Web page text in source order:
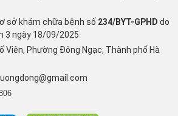
sở khám chữa bệnh số 234/BYT-GPHD do
3 ngày 18/09/2025
Viên, Phường Đông Ngạc, Thành phố Hà